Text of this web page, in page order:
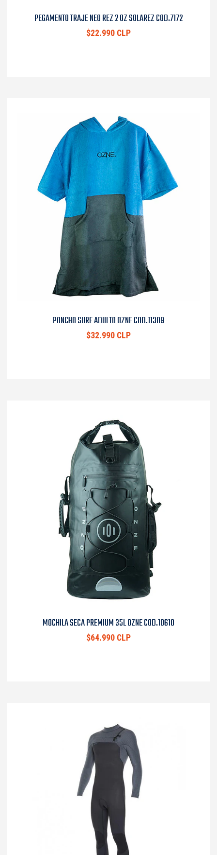
PEGAMENTO TRAJE NEO REZ 2 OZ SOLAREZ COD.7172
$22.990 CLP
PONCHO SURF ADULTO OZNE COD.11309
$32.990 CLP
MOCHILA SECA PREMIUM 35L OZNE COD.10610
$64.990 CLP